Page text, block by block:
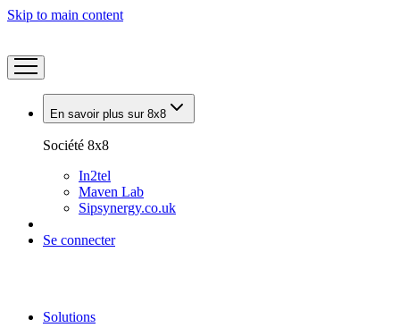
Skip to main content
En savoir plus sur 8x8
Société 8x8
In2tel
Maven Lab
Sipsynergy.co.uk
Se connecter
Solutions